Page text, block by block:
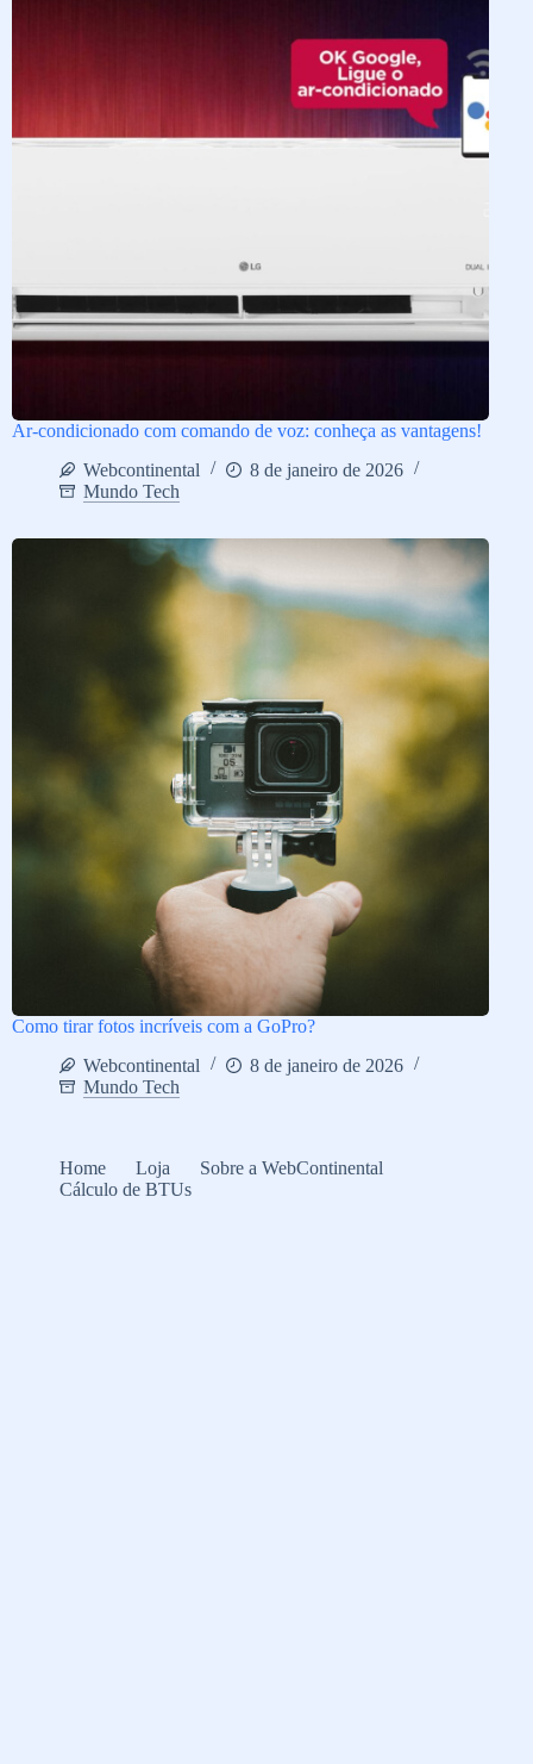
Ar-condicionado com comando de voz: conheça as vantagens!
Webcontinental
8 de janeiro de 2026
Mundo Tech
Como tirar fotos incríveis com a GoPro?
Webcontinental
8 de janeiro de 2026
Mundo Tech
Home Loja
Sobre a WebContinental
Cálculo de BTUs